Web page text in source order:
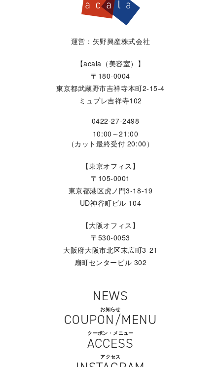
運営：矢野興産株式会社
【acala（美容室）】
〒180-0004
東京都武蔵野市吉祥寺本町2-15-4
ミュプレ吉祥寺102
0422-27-2498
10:00～21:00
（カット最終受付 20:00）
【東京オフィス】
〒105-0001
東京都港区虎ノ門3-18-19
UD神谷町ビル 104
【大阪オフィス】
〒530-0053
大阪府大阪市北区末広町3-21
扇町センタービル 302
NEWS
お知らせ
COUPON/MENU
クーポン・メニュー
ACCESS
アクセス